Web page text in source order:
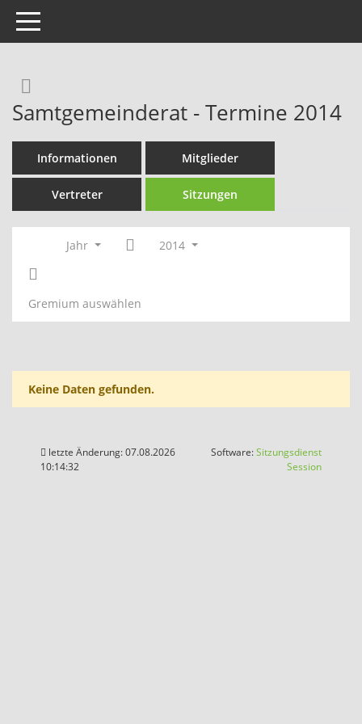
Toggle navigation
Samtgemeinderat - Termine 2014
Informationen Mitglieder
Vertreter Sitzungen
Jahr 2014
Gremium auswählen
Keine Daten gefunden.
letzte Änderung: 07.08.2026
10:14:32
Software:Sitzungsdienst
Session(Wird in